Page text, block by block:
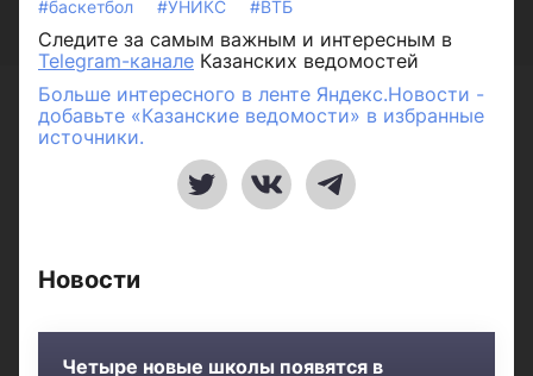
#баскетбол #УНИКС #ВТБ
Следите за самым важным и интересным в
Telegram-канале Казанских ведомостей
Больше интересного в ленте Яндекс.Новости -
добавьте «Казанские ведомости» в избранные
источники.
Новости
Четыре новые школы появятся в